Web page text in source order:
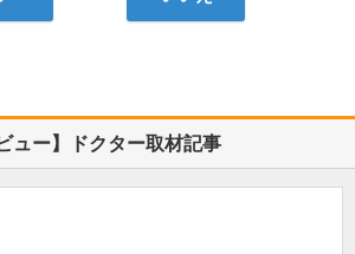
ュー】ドクター取材記事